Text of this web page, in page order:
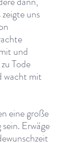
uns
und
Tode
wacht mit
eine große
Erwäge